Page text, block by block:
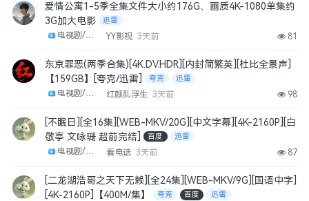
爱情公寓1-5季全集文件大小约176G、画质4K-1080单集约
3G加大电影
迅雷
电视剧/剧集 YY影视 3天前 81
东京罪恶(两季合集)[4K.DV.HDR][内封简繁英][杜比全景声]
【159GB】[夸克/迅雷]
夸克 迅雷
电视剧/剧集 红颜乱浮生 3天前 98
[不眠日][全16集][WEB-MKV/20G][中文字幕][4K-2160P][白
敬亭 文咏珊 超前完结]
百度 迅雷
电视剧/剧集 看电话 3天前 87
[二龙湖浩哥之天下无赖][全24集][WEB-MKV/9G][国语中字]
[4K-2160P]【400M/集】
夸克 百度 迅雷